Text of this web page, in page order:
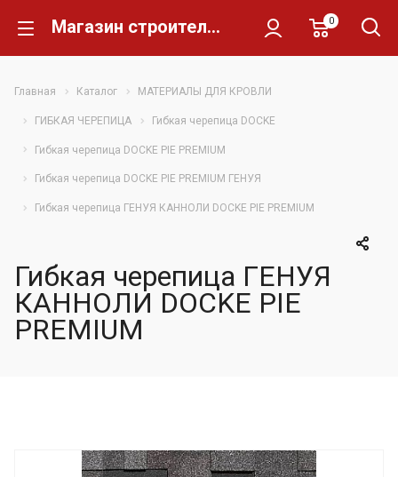
Магазин строительных материалов Склад Кирпича 0
Главная Каталог МАТЕРИАЛЫ ДЛЯ КРОВЛИ
ГИБКАЯ ЧЕРЕПИЦА Гибкая черепица DOCKE
Гибкая черепица DOCKE PIE PREMIUM
Гибкая черепица DOCKE PIE PREMIUM ГЕНУЯ
Гибкая черепица ГЕНУЯ КАННОЛИ DOCKE PIE PREMIUM
Гибкая черепица ГЕНУЯ
КАННОЛИ DOCKE PIE
PREMIUM